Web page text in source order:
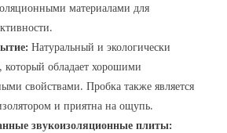
материалами для
Натуральный и экологически
который обладает хорошими
свойствами. Пробка также является
и приятна на ощупь.
звукоизоляционные плиты: